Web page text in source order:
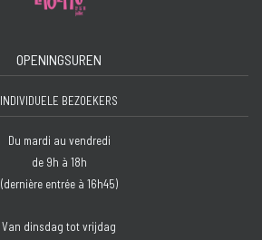
OPENINGSUREN
INDIVIDUELE BEZOEKERS
Du mardi au vendredi
de 9h à 18h
(dernière entrée à 16h45)
Van dinsdag tot vrijdag